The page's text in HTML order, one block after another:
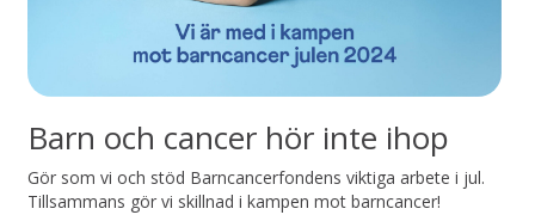
Barn och cancer hör inte ihop
Gör som vi och stöd Barncancerfondens viktiga arbete i jul.
Tillsammans gör vi skillnad i kampen mot barncancer!